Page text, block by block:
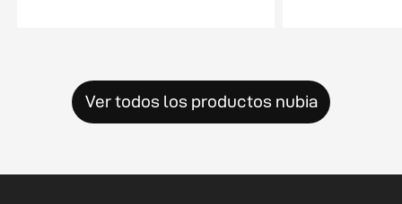
Ver todos los productos nubia